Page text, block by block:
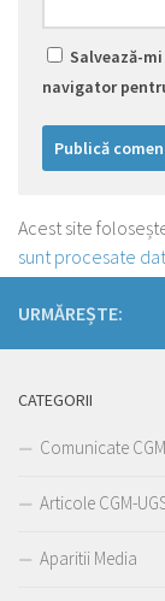
Salvează-
navigator
Acest site
sunt procesate
URMĂREȘTE:
CATEGORII
Comunicate
Articole CGM-
Aparitii Media